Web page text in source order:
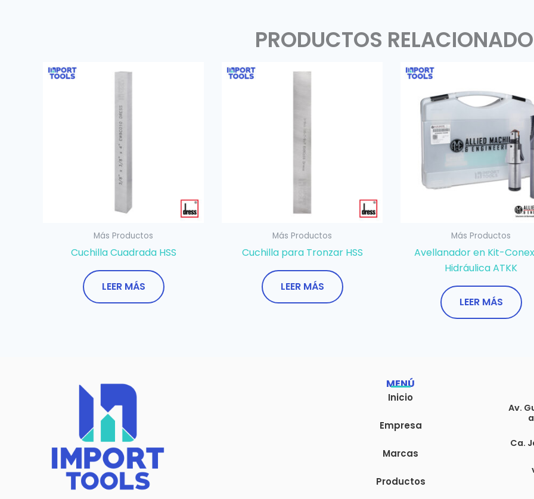
PRODUCTOS
Más Productos
Cuchilla Cuadrada HSS
LEER MÁS
Más Productos
Cuchilla para Tronzar HSS
LEER MÁS
Más Productos
Avellanador en Kit-
Hidráulica ATKK
LEER MÁS
MENÚ
Inicio
Empresa
Marcas
Productos
Av.
Ca.